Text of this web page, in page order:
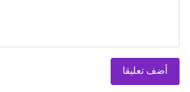
أضف تعليقا